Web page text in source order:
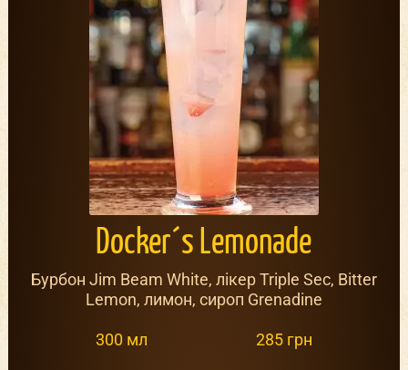
Docker´s Lemonade
Бурбон Jim Beam White, лікер Triple Sec, Bitter
Lemon, лимон, сироп Grenadine
300 мл 285 грн